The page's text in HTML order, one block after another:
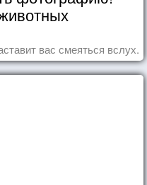
вас смеяться вслух.